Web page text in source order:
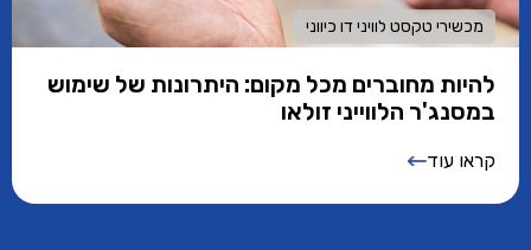
מכשירי טקסט לוויני דו כיווני
להיות מחוברים מכל מקום: היתרונות של שימוש
במסנג'ר הלווייני זולאו
קראו עוד